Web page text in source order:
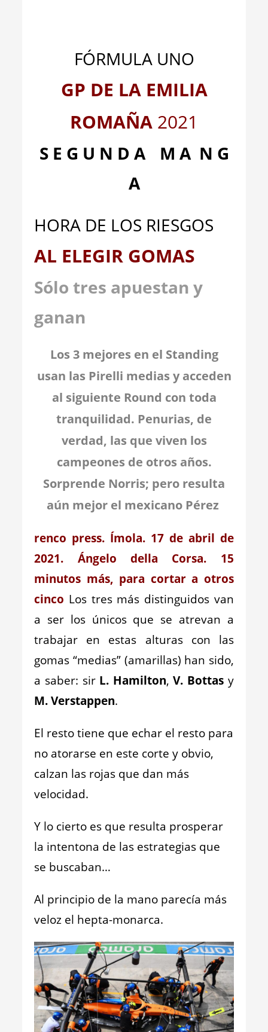
FÓRMULA UNO
GP DE LA EMILIA
ROMAÑA 2021
S E G U N D A__ M A N G
A
HORA DE LOS RIESGOS
AL ELEGIR GOMAS
Sólo tres apuestan y
ganan
Los 3 mejores en el Standing
usan las Pirelli medias y acceden
al siguiente Round con toda
tranquilidad. Penurias, de
verdad, las que viven los
campeones de otros años.
Sorprende Norris; pero resulta
aún mejor el mexicano Pérez
renco press. Ímola. 17 de abril de
2021. Ángelo della Corsa. 15
minutos más, para cortar a otros
cinco Los tres más distinguidos van
a ser los únicos que se atrevan a
trabajar en estas alturas con las
gomas “medias” (amarillas) han sido,
a saber: sir L. Hamilton,V. Bottas y
M. Verstappen.
El resto tiene que echar el resto para
no atorarse en este corte y obvio,
calzan las rojas que dan más
velocidad.
Y lo cierto es que resulta prosperar
la intentona de las estrategias que
se buscaban…
Al principio de la mano parecía más
veloz el hepta-monarca.